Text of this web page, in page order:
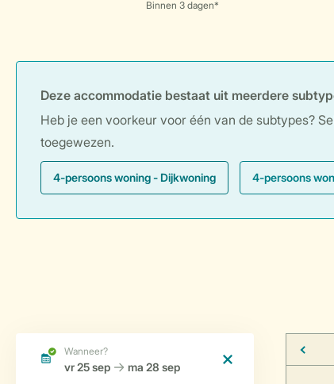
Deze accommodatie bestaat uit meerdere
Heb je een voorkeur voor één van de subtypes?
toegewezen.
4-persoons woning - Dijkwoning 4-persoons